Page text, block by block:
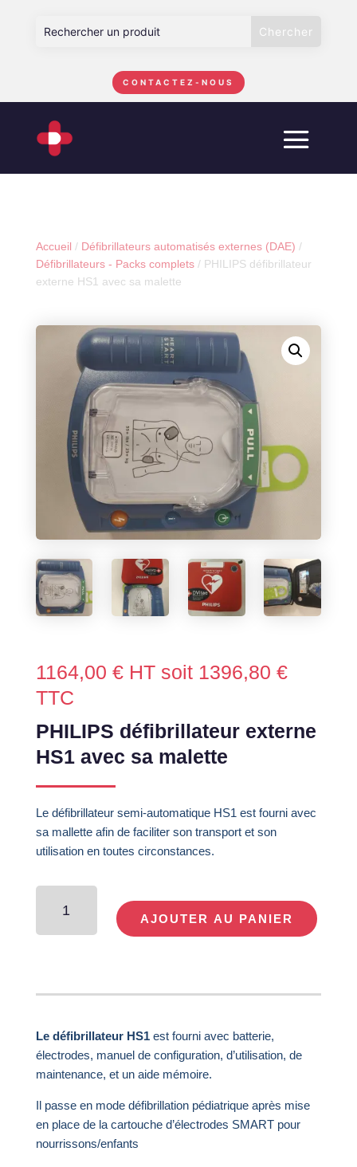
CONTACTEZ-NOUS
Accueil / Défibrillateurs automatisés externes (DAE) /
Défibrillateurs - Packs complets/ PHILIPS défibrillateur
externe HS1 avec sa malette
1164,00 € HT soit 1396,80 €
TTC
PHILIPS défibrillateur externe
HS1 avec sa malette
Le défibrillateur semi-automatique HS1 est fourni avec
sa mallette afin de faciliter son transport et son
utilisation en toutes circonstances.
PHILIPS
HS1
sa
malette
AJOUTER AU PANIER
Le défibrillateur HS1 est fourni avec batterie,
électrodes, manuel de configuration, d’utilisation, de
maintenance, et un aide mémoire.
Il passe en mode défibrillation pédiatrique après mise
en place de la cartouche d’électrodes SMART pour
nourrissons/enfants